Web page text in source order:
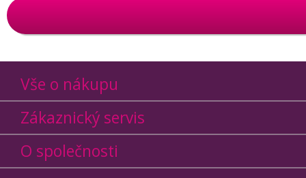
Vše o nákupu
Zákaznický servis
O společnosti